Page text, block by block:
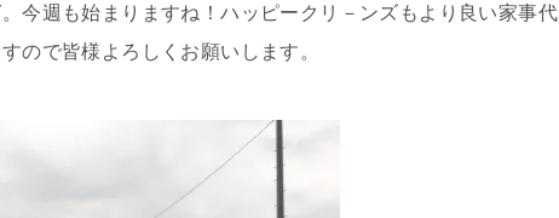
今週も始まりますね！ハッピークリ－ンズもより良い家事代
ので皆様よろしくお願いします。